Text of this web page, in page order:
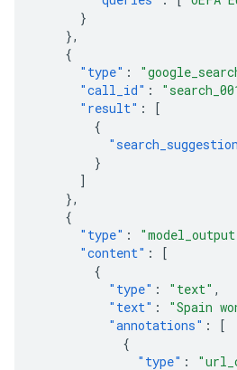
}
},
{
"type" :
"call_id" :
"result" :
[
{
}
]
},
{
"type" :
"content" :
[
{
"type" : "text" ,
"text" :
"Spain
"annotations" :
[
{
"type" :